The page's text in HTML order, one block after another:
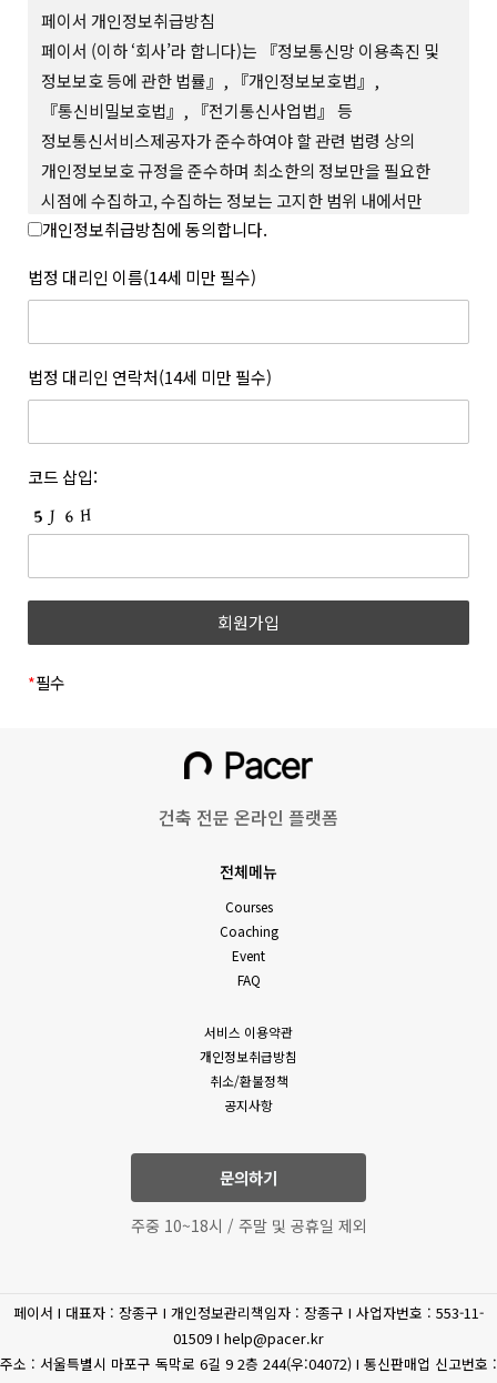
본 약관에서 사용하는 용어의 정의는 다음과 같습니다.
1. “사이트”란 회사가 재화 또는 서비스(이하 “상품 등”이라
합니다)를 회원에게 제공하기 위하여 컴퓨터 등 정보통신설비를
이용하여 상품 등을 거래할 수 있도록 설정한 가상의 영업장을
말하며 회사가 모바일 환경에서 서비스하는 모바일 웹과 앱을
포함합니다.
2. “회원”이라 함은 사이트에서 정한 소정의 절차를 거쳐
회원가입을 한 자로서, 약관에 따라 회사가 제공하는 서비스를
이용할 수 있는 자를 말합니다.
3. “아이디(ID)”라 함은 회원의 식별과 서비스의 이용을 위하여
서비스 연동을 통해 수집된 전자우편주소를 말합니다.
권익 및 비밀보호를 위하여 회원 스스로가 설정하여 사이트에
등록한 문자와 숫자의 조합을 말합니다.
있는 쿠폰을 말합니다.
7. 위 항에서 정의되지 않은 약관 상의 용어의 의미는 일반적인
거래관행에 따릅니다.
1. 회사는 본 약관의 내용과 상호, 영업소 소재지 주소, 대표자의
성명, 사업자등록번호, 통신판매업신고번호, 개인정보관리책임자
등을 회원이 쉽게 확인할 수 있도록 사이트의 초기 화면에
통하여 볼 수 있도록 합니다.
『전자금융거래법』, 『전자서명법』, 『정보통신망 이용촉진
및 정보보호 등에 관한 법률』, 『소비자기본법』 등 관련 법령을
3. 회사가 약관을 개정할 경우에는 적용일자 및 개정 사유를
전일까지 사이트의 초기 화면 등에 고지하거나 전자우편 또는 그
밖의 방법으로 통지합니다. 다만, 회원에게 불리하게 약관 내용을
변경하는 경우에는 최소한 30일 이상의 사전 유예기간을 두고
공지 및 통지합니다. 회사가 개정약관을 공지 또는 통지하면서
회원에게 30일 기간 내에 의사표시를 하지 않으면 의사표시가
회원이 명시적으로 거부의 의사표시를 하지 아니한 경우 회원이
개정약관에 동의한 것으로 봅니다.
4. 제3항에 의해 변경된 약관은 법령에 특별한 규정이나 기타
부득이한 사유가 없는 한 그 적용일자 이전으로 소급하여
약관에 동의하지 않을 경우 언제든지 자유롭게 서비스 이용을
중단하고 탈퇴할 수 있습니다.
6. 회사는 제공하는 서비스 내의 개별 서비스에 대한 별도의 약관
절차를 거치게 됩니다. 이 경우 개별 서비스에 대한 이용약관 등이
이 약관에 우선합니다.
제 4 조 (약관 외 준칙)
페이서 개인정보취급방침
페이서 (이하 ‘회사’라 합니다)는 『정보통신망 이용촉진 및
정보보호 등에 관한 법률』, 『개인정보보호법』,
『통신비밀보호법』, 『전기통신사업법』 등
정보통신서비스제공자가 준수하여야 할 관련 법령 상의
개인정보보호 규정을 준수하며 최소한의 정보만을 필요한
시점에 수집하고, 수집하는 정보는 고지한 범위 내에서만
사용하며, 사전 동의 없이 그 범위를 초과하여 이용하거나
있습니다.
어떠한 용도와 방식으로 이용되고 있으며, 개인정보보호를 위해
어떠한 조치가 취해지고 있는지 알려드리고 개인정보취급방침을
개정하는 경우 개정 이유 및 내용에 관하여 웹사이트 및 전자우편
보호하고 있습니다.
1. 개인정보의 수집 및 이용목적
수집시기
구분 수집항목
이메일
(필수) 성명, 이메일, 휴대폰
번호, 비밀번호, 직무선택
(학생, 근로자)
불량 이용 기록 등),
기기정보(고유기기 식별값,
OS버전 등)
(선택) 프로필 사진
(필수)성명, 휴대폰 번호,
이메일, 상담내역
있을수 있습니다.)
(필수) 결제기록(상품,
금액) 신용카트, 카드사명,
휴대전화
인증
(선택) 휴대폰 번호
(필수) 주민등록번호, 주소,
이름
개인정보취급방침에 동의합니다.
법정 대리인 이름(14세 미만 필수)
법정 대리인 연락처(14세 미만 필수)
코드 삽입:
*필수
건축 전문 온라인 플랫폼
전체메뉴
Courses
Coaching
Event
FAQ
서비스 이용약관
개인정보취급방침
취소/환불정책
공지사항
문의하기
주중 10~18시 / 주말 및 공휴일 제외
페이서 I 대표자 : 장종구 I 개인정보관리책임자 : 장종구 I 사업자번호 : 553-11-
01509 I help@pacer.kr
주소 : 서울특별시 마포구 독막로 6길 9 2층 244(우:04072) I 통신판매업 신고번호 :